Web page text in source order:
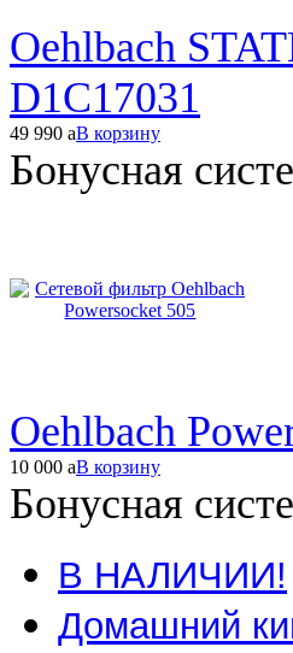
Oehlbach
D1C17031
49 990 aВ корзину
Бонусная
Oehlbach
10 000 aВ корзину
Бонусная
В НАЛИЧИИ!
Домашний